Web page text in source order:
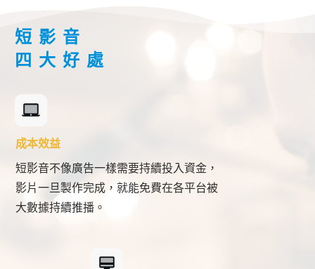
短影音
四大好處
成本效益
短影音不像廣告一樣需要持續投入資金，
影片一旦製作完成，就能免費在各平台被
大數據持續推播。